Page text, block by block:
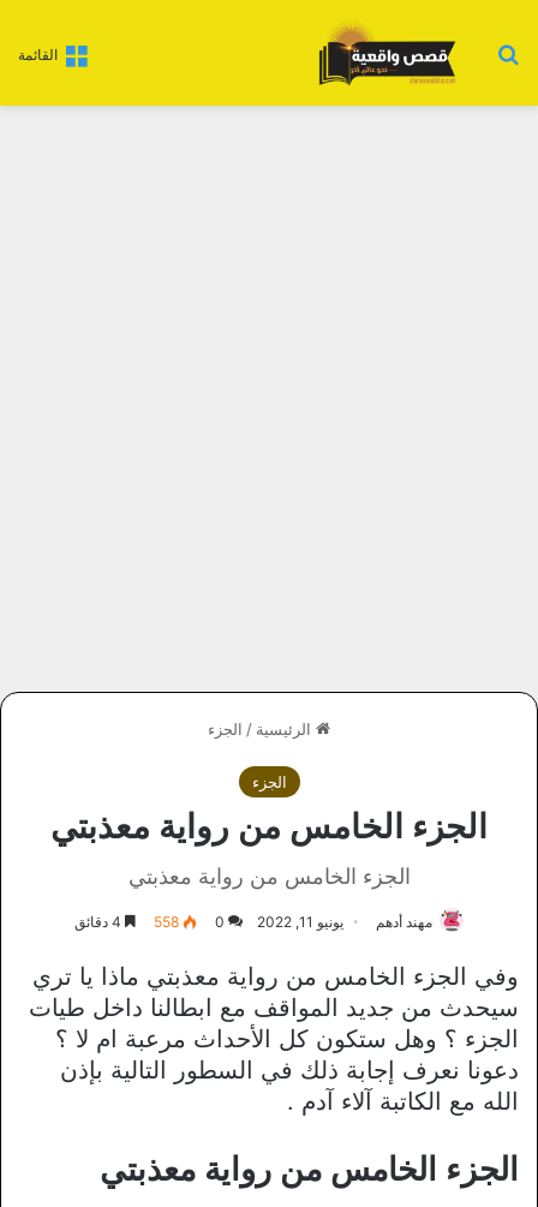
القائمة بحث عن
الرئيسية / الجزء
الجزء
الجزء الخامس من رواية معذبتي
الجزء الخامس من رواية معذبتي
مهند أدهم يونيو 11, 2022 0
558
وفي الجزء الخامس من رواية معذبتي ماذا يا تري
سيحدث من جديد المواقف مع ابطالنا داخل طيات
الجزء ؟ وهل ستكون كل الأحداث مرعبة ام لا ؟
دعونا نعرف إجابة ذلك في السطور التالية بإذن
الله مع الكاتبة آلاء آدم .
الجزء الخامس من رواية معذبتي